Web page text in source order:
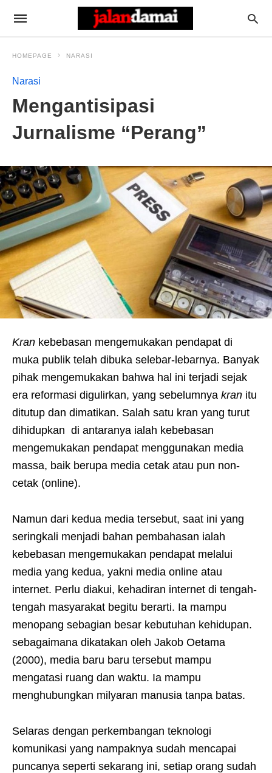
HOMEPAGE NARASI
Narasi
Mengantisipasi
Jurnalisme “Perang”
Kran kebebasan mengemukakan pendapat di
muka publik telah dibuka selebar-lebarnya. Banyak
pihak mengemukakan bahwa hal ini terjadi sejak
era reformasi digulirkan, yang sebelumnya kran itu
ditutup dan dimatikan. Salah satu kran yang turut
dihidupkan di antaranya ialah kebebasan
mengemukakan pendapat menggunakan media
massa, baik berupa media cetak atau pun non-
cetak (online).
Namun dari kedua media tersebut, saat ini yang
seringkali menjadi bahan pembahasan ialah
kebebasan mengemukakan pendapat melalui
media yang kedua, yakni media online atau
internet. Perlu diakui, kehadiran internet di tengah-
tengah masyarakat begitu berarti. Ia mampu
menopang sebagian besar kebutuhan kehidupan.
sebagaimana dikatakan oleh Jakob Oetama
(2000), media baru baru tersebut mampu
mengatasi ruang dan waktu. Ia mampu
menghubungkan milyaran manusia tanpa batas.
Selaras dengan perkembangan teknologi
komunikasi yang nampaknya sudah mencapai
puncanya seperti sekarang ini, setiap orang sudah